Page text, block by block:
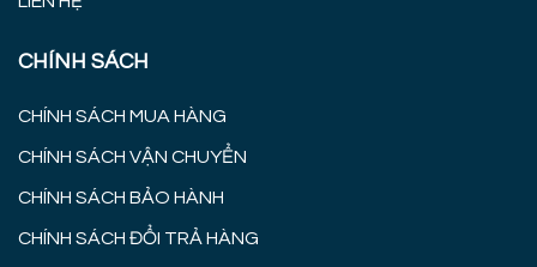
CHÍNH SÁCH
CHÍNH SÁCH MUA HÀNG
CHÍNH SÁCH VẬN CHUYỂN
CHÍNH SÁCH BẢO HÀNH
CHÍNH SÁCH ĐỔI TRẢ HÀNG